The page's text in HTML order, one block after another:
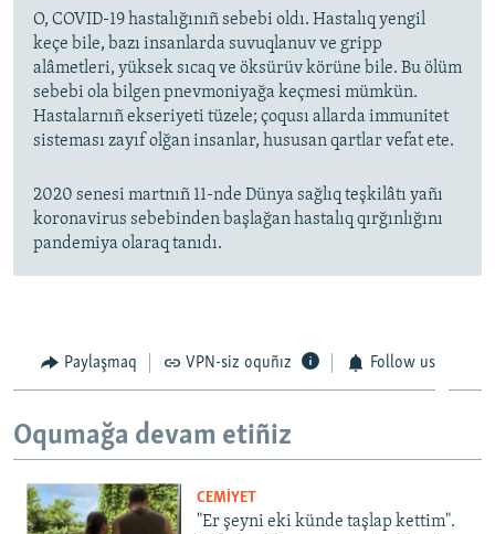
O, COVID-19 hastalığınıñ sebebi oldı. Hastalıq yengil
keçe bile, bazı insanlarda suvuqlanuv ve gripp
alâmetleri, yüksek sıcaq ve öksürüv körüne bile. Bu ölüm
sebebi ola bilgen pnevmoniyağa keçmesi mümkün.
Hastalarnıñ ekseriyeti tüzele; çoqusı allarda immunitet
sisteması zayıf olğan insanlar, hususan qartlar vefat ete.
2020 senesi martnıñ 11-nde Dünya sağlıq teşkilâtı yañı
koronavirus sebebinden başlağan hastalıq qırğınlığını
pandemiya olaraq tanıdı.
Paylaşmaq VPN-siz oquñız Follow us
Oqumağa devam etiñiz
CEMİYET
"Er şeyni eki künde taşlap kettim".